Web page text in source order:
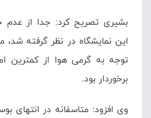
بشیری تصریح کرد: جدا از عدم
این نمایشگاه در نظر گرفته شد،
توجه به گرمی هوا از کمترین
برخوردار بود.
وی افزود: متاسفانه در انتهای